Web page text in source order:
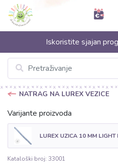
Iskoristite sjajan
NATRAG NA LUREX VEZICE
Varijante proizvoda
LUREX UZICA 10 MM LIGHT
Kataloški broj: 33001